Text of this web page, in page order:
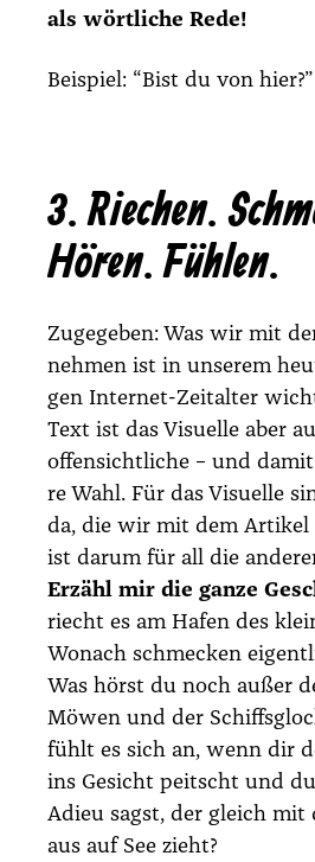
als wört­li­che Rede!
Bei­spiel: “Bist du von hier?”
3. Riechen.
Hören. Fühlen.
Zuge­ge­ben: Was wir mit
neh­men ist in unse­rem
gen Inter­net-Zeit­al­ter
Text ist das Visu­el­le aber
offen­sicht­li­che – und
re Wahl. Für das Visu­el­le
da, die wir mit dem Arti­kel
ist dar­um für all die
Erzähl mir die gan­ze
riecht es am Hafen des
Wonach schme­cken
Was hörst du noch außer
Möwen und der
fühlt es sich an, wenn dir
ins Gesicht peitscht und
Adieu sagst, der gleich
aus auf See zieht?